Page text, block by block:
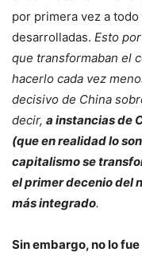
por primera vez a
desarrolladas. Esto
que transformaban el
hacerlo cada vez
decisivo de China
decir, a instancias de
(que en realidad lo
capitalismo se
el primer decenio del
más integrado.
Sin embargo, no lo